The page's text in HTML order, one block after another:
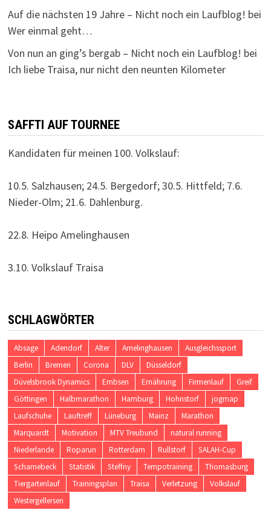
Auf die nächsten 19 Jahre – Nicht noch ein Laufblog! bei
Wer einmal geht…
Von nun an ging’s bergab – Nicht noch ein Laufblog! bei
Ich liebe Traisa, nur nicht den neunten Kilometer
SAFFTI AUF TOURNEE
Kandidaten für meinen 100. Volkslauf:
10.5. Salzhausen; 24.5. Bergedorf; 30.5. Hittfeld; 7.6.
Nieder-Olm; 21.6. Dahlenburg.
22.8. Heipo Amelinghausen
3.10. Volkslauf Traisa
SCHLAGWÖRTER
Absage Adendorf Alter Amelinghausen
Ausgleichssport
Berlin
Bremen Corona DLV
Düsseldorf
Düvelsbrook Dynamics
Embsen Ernährung Firmenlauf
Greif
Göttingen
Halbmarathon Hamburg Hohnstorf
jogmap
Laufschuhe
Lauftreff Lüneburg Mainz
Marathon
Marquardt
Motivation MTV Treubund
natural running
Niederlande
Roparun Rotterdam Rullstorf
SALAH-Cup
Scharnebeck
Statistik Steffny Tempotraining
Thomasburg
Tiergartenlauf
Trainingsplan Traisa Verletzung
Volkslauf
Westergellersen